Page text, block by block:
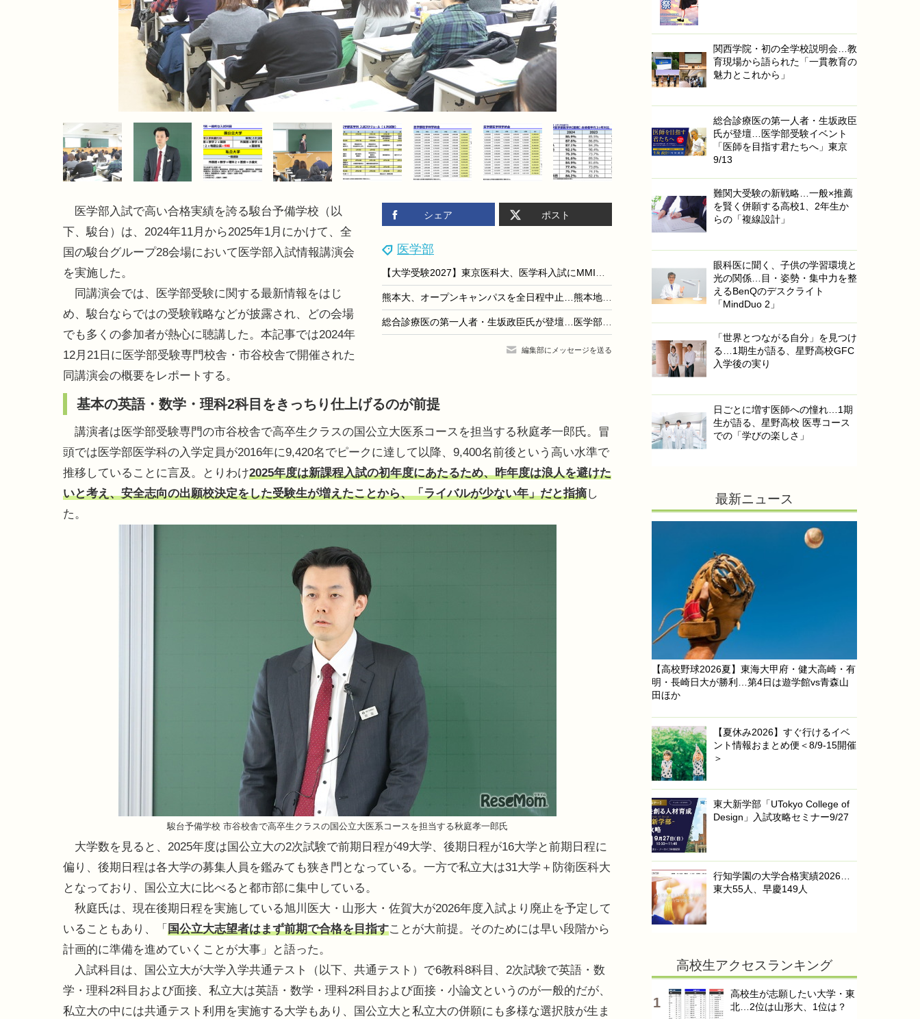
シェア ポスト
医学部
【大学受験2027】東京医科大、医学科入試にMMI導入…一般・共テ利用選抜で
熊本大、オープンキャンパスを全日程中止…熊本地震受け安全確保を優先
総合診療医の第一人者・生坂政臣氏が登壇…医学部受験イベント「医師を目指す君たちへ」東京9/13
編集部にメッセージを送る
医学部入試で高い合格実績を誇る駿台予備学校（以
下、駿台）は、2024年11月から2025年1月にかけて、全
国の駿台グループ28会場において医学部入試情報講演会
を実施した。
同講演会では、医学部受験に関する最新情報をはじ
め、駿台ならではの受験戦略などが披露され、どの会場
でも多くの参加者が熱心に聴講した。本記事では2024年
12月21日に医学部受験専門校舎・市谷校舎で開催された
同講演会の概要をレポートする。
基本の英語・数学・理科2科目をきっちり仕上げるのが前提
講演者は医学部受験専門の市谷校舎で高卒生クラスの国公立大医系コースを担当する秋庭孝一郎氏。冒
頭では医学部医学科の入学定員が2016年に9,420名でピークに達して以降、9,400名前後という高い水準で
推移していることに言及。とりわけ2025年度は新課程入試の初年度にあたるため、昨年度は浪人を避けた
いと考え、安全志向の出願校決定をした受験生が増えたことから、「ライバルが少ない年」だと指摘し
た。
駿台予備学校 市谷校舎で高卒生クラスの国公立大医系コースを担当する秋庭孝一郎氏
大学数を見ると、2025年度は国公立大の2次試験で前期日程が49大学、後期日程が16大学と前期日程に
偏り、後期日程は各大学の募集人員を鑑みても狭き門となっている。一方で私立大は31大学＋防衛医科大
となっており、国公立大に比べると都市部に集中している。
秋庭氏は、現在後期日程を実施している旭川医大・山形大・佐賀大が2026年度入試より廃止を予定して
いることもあり、「 国公立大志望者はまず前期で合格を目指すことが大前提。そのためには早い段階から
計画的に準備を進めていくことが大事」と語った。
入試科目は、国公立大が大学入学共通テスト（以下、共通テスト）で6教科8科目、2次試験で英語・数
学・理科2科目および面接、私立大は英語・数学・理科2科目および面接・小論文というのが一般的だが、
私立大の中には共通テスト利用を実施する大学もあり、国公立大と私立大の併願にも多様な選択肢が生ま
関西学院・初の全学校説明会…教
育現場から語られた「一貫教育の
魅力とこれから」
総合診療医の第一人者・生坂政臣
氏が登壇…医学部受験イベント
「医師を目指す君たちへ」東京
9/13
難関大受験の新戦略…一般×推薦
を賢く併願する高校1、2年生か
らの「複線設計」
眼科医に聞く、子供の学習環境と
光の関係…目・姿勢・集中力を整
えるBenQのデスクライト
「MindDuo 2」
「世界とつながる自分」を見つけ
る…1期生が語る、星野高校GFC
入学後の実り
日ごとに増す医師への憧れ…1期
生が語る、星野高校 医専コース
での「学びの楽しさ」
最新ニュース
【高校野球2026夏】東海大甲府・健大高崎・有
明・長崎日大が勝利…第4日は遊学館vs青森山
田ほか
【夏休み2026】すぐ行けるイベ
ント情報おまとめ便＜8/9-15開催
＞
東大新学部「UTokyo College of
Design」入試攻略セミナー9/27
行知学園の大学合格実績2026…
東大55人、早慶149人
高校生アクセスランキング
高校生が志願したい大学・東
北…2位は山形大、1位は？